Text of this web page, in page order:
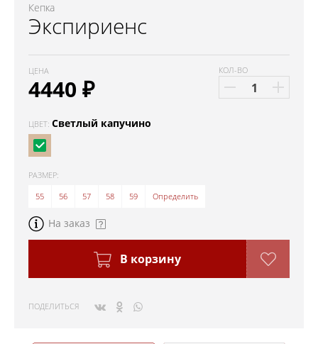
Кепка
Экспириенс
ЦЕНА
4440 ₽
КОЛ-ВО
ЦВЕТ: Светлый капучино
РАЗМЕР:
55
56 57 58 59 Определить
На заказ
В корзину
ПОДЕЛИТЬСЯ